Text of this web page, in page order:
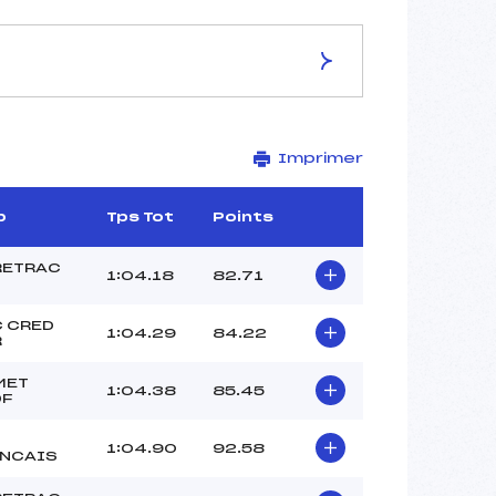
STADE
2670
1571/08/00
Imprimer
Tps Tot Points
1:04.18 82.71
CRED
1:04.29 84.22
1:04.38 85.45
1:04.90 92.58